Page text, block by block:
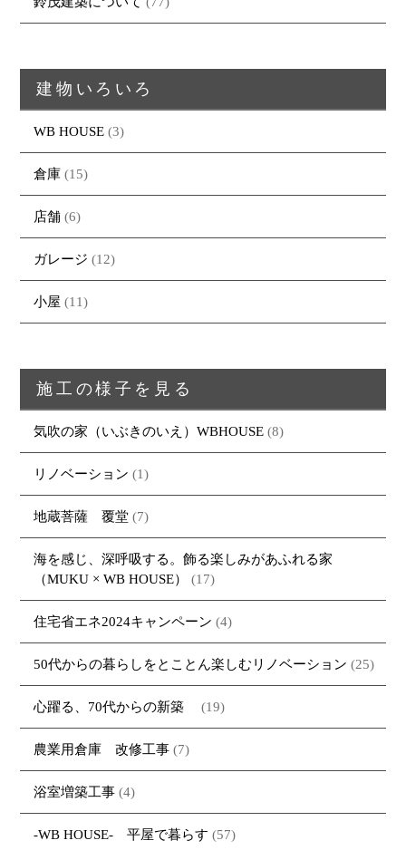
建物いろいろ
WB HOUSE (3)
倉庫 (15)
店舗 (6)
ガレージ (12)
小屋 (11)
施工の様子を見る
気吹の家（いぶきのいえ）WBHOUSE (8)
リノベーション (1)
地蔵菩薩 覆堂 (7)
海を感じ、深呼吸する。飾る楽しみがあふれる家
（MUKU × WB HOUSE）
(17)
住宅省エネ2024キャンペーン (4)
50代からの暮らしをとことん楽しむリノベーション (25)
心躍る、70代からの新築 (19)
農業用倉庫 改修工事 (7)
浴室増築工事 (4)
-WB HOUSE- 平屋で暮らす (57)
イベント
大工紹介
会社案内
お問い合わせ
・資料請求
・DENTOU
・CUSTOM
・CUSTOM